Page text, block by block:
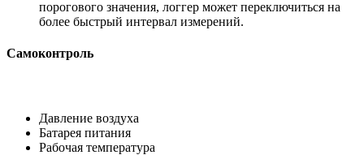
порогового значения, логгер может переключиться на
более быстрый интервал измерений.
Самоконтроль
Давление воздуха
Батарея питания
Рабочая температура